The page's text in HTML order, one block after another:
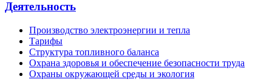
Деятельность
Производство электроэнергии и тепла
Тарифы
Структура топливного баланса
Охрана здоровья и обеспечение безопасности труда
Охраны окружающей среды и экология